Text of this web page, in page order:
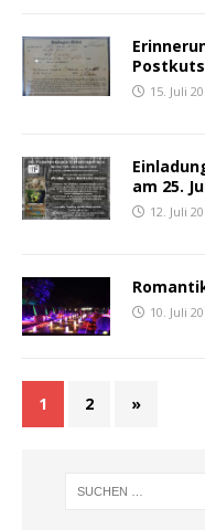
15. Juli
am 25.
12. Juli
10. Juli
1 2 »